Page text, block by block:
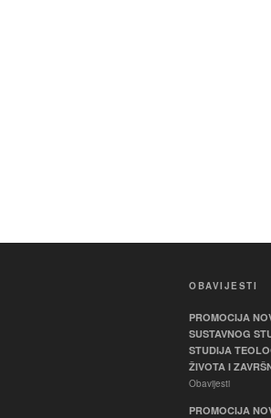
OBAVIJESTI
PROMOCIJA
SUSTAVNOG
STUDIJA
ŽIVOTA I
Obavijesti
PROMOCIJA